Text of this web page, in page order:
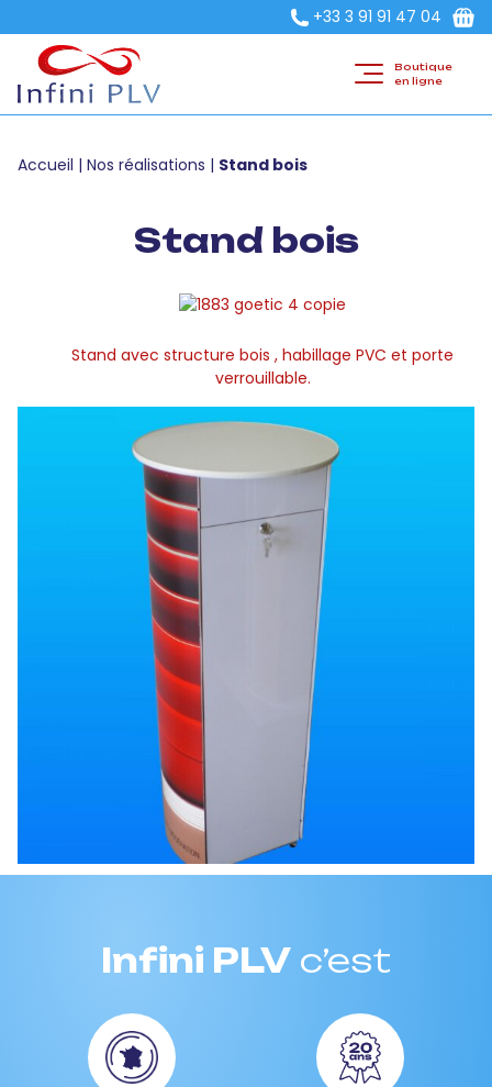
+33 3 91 91 47 04
Boutique
en ligne
Accueil | Nos réalisations | Stand bois
Stand bois
Stand avec structure bois , habillage PVC et porte
verrouillable.
Infini PLV c’est